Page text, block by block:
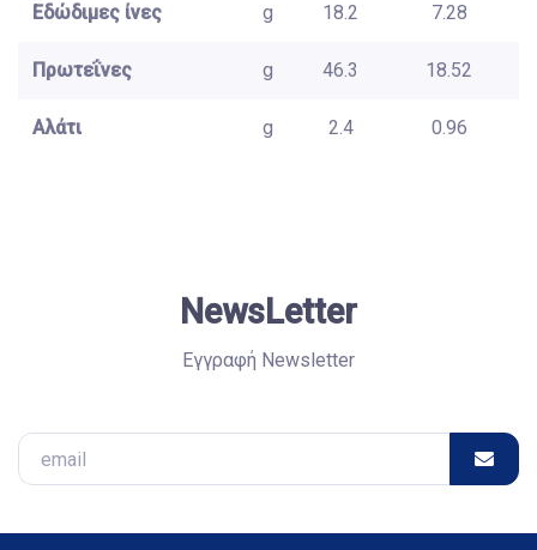
Εδώδιμες ίνες g 18.2 7.28
Πρωτεΐνες g 46.3 18.52
Αλάτι g 2.4 0.96
NewsLetter
Εγγραφή Newsletter